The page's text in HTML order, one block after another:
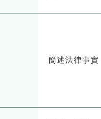
簡述法律事實